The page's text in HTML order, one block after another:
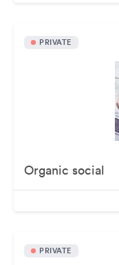
PRIVATE
Organic social
PRIVATE